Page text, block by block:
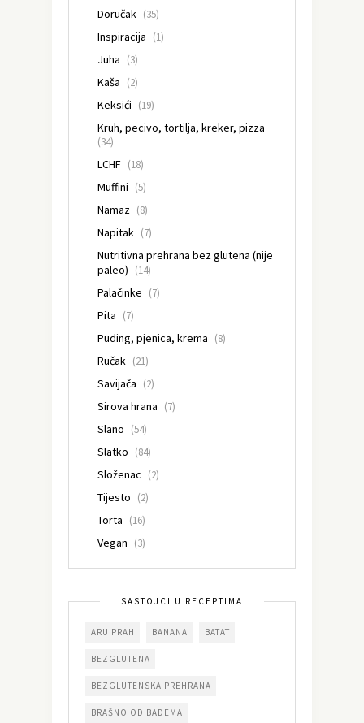
Doručak (35)
Inspiracija (1)
Juha (3)
Kaša (2)
Keksići (19)
Kruh, pecivo, tortilja, kreker, pizza
(34)
LCHF (18)
Muffini (5)
Namaz (8)
Napitak (7)
Nutritivna prehrana bez glutena (nije
paleo) (14)
Palačinke (7)
Pita (7)
Puding, pjenica, krema (8)
Ručak (21)
Savijača (2)
Sirova hrana (7)
Slano (54)
Slatko (84)
Složenac (2)
Tijesto (2)
Torta (16)
Vegan (3)
SASTOJCI U RECEPTIMA
ARU PRAH BANANA BATAT
BEZGLUTENA
BEZGLUTENSKA PREHRANA
BRAŠNO OD BADEMA